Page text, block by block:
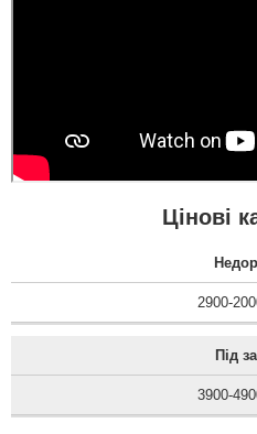
непогано, встановили
дуже гарно, коробка і
полотно достатньо міцні
та надійні вхідні двері
сподобалась ручка. ...
Цінові
2900-
Під
3900-